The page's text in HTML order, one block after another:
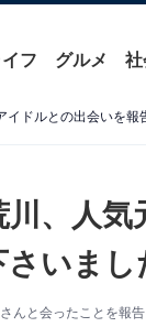
フ グルメ 社
ドルとの出会いを報
川、人
いまし
と会ったことを報